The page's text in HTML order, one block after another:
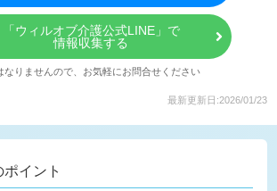
「ウィルオブ介護公式LINE」で
情報収集する
なりませんので、お気軽にお問合せください
最新更新日:2026/01/23
イント